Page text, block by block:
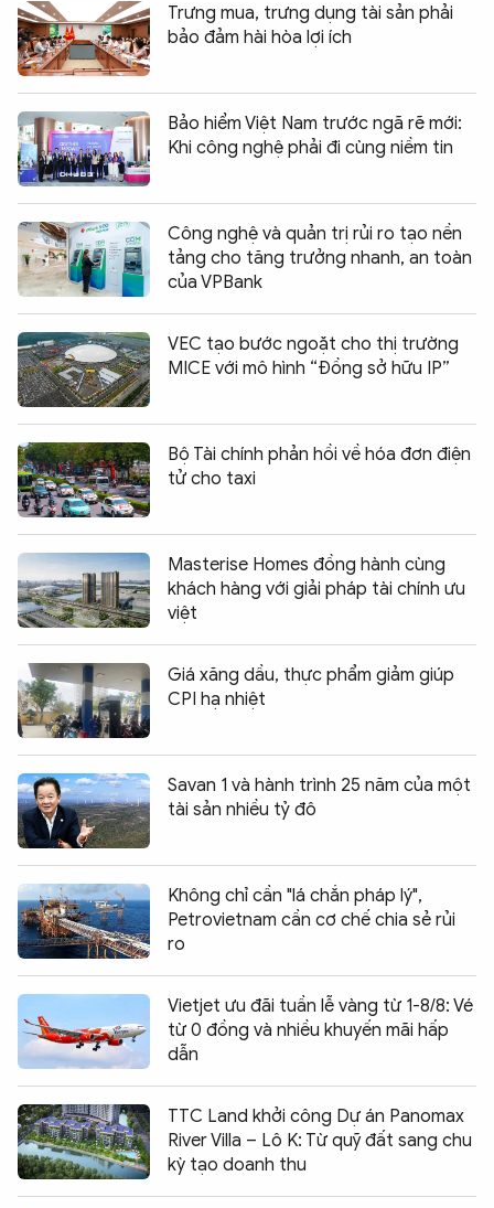
Trưng mua, trưng dụng tài sản phải
bảo đảm hài hòa lợi ích
Bảo hiểm Việt Nam trước ngã rẽ mới:
Khi công nghệ phải đi cùng niềm tin
Công nghệ và quản trị rủi ro tạo nền
tảng cho tăng trưởng nhanh, an toàn
của VPBank
VEC tạo bước ngoặt cho thị trường
MICE với mô hình “Đồng sở hữu IP”
Bộ Tài chính phản hồi về hóa đơn điện
tử cho taxi
Masterise Homes đồng hành cùng
khách hàng với giải pháp tài chính ưu
việt
Giá xăng dầu, thực phẩm giảm giúp
CPI hạ nhiệt
Savan 1 và hành trình 25 năm của một
tài sản nhiều tỷ đô
Không chỉ cần "lá chắn pháp lý",
Petrovietnam cần cơ chế chia sẻ rủi
ro
Vietjet ưu đãi tuần lễ vàng từ 1-8/8: Vé
từ 0 đồng và nhiều khuyến mãi hấp
dẫn
TTC Land khởi công Dự án Panomax
River Villa – Lô K: Từ quỹ đất sang chu
kỳ tạo doanh thu